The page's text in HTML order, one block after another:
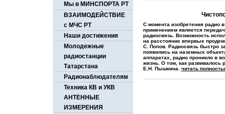
Мы в МИНСПОРТА РТ
ВЗАИМОДЕЙСТВИЕ
с МЧС РТ
Наши достижения
Молодежные
радиостанции
Татарстана
Радионаблюдателям
Техника КВ и УКВ
АНТЕННЫЕ
ИЗМЕРЕНИЯ
С момента изобретения радио
применением является
радиосвязь. Возможность
на расстояние впервые
С. Попов. Радиосвязь быстро
появились на наземных
аппаратах, радио проникло в
жизнь. О том, как развивалось
Е.Н. Пышкина. читать